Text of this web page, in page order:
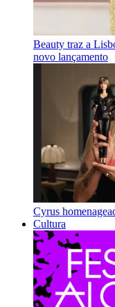
Beauty traz a
novo lançamento
Cyrus
Cultura